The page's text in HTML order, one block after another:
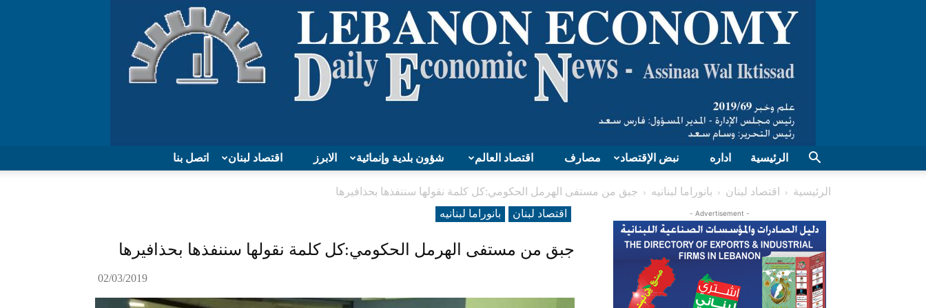
Lebanon
اتصل بنا اقتصاد لبنان الابرز شؤون بلدية وإنمائية اقتصاد العالم مصارف نبض الإقتصاد اداره الرئيسية
الرئيسية اقتصاد لبنان بانوراما لبنانیه
جبق من مستفى الهرمل الحكومي:كل كلمة نقولها سننفذها بحذافيرها
اقتصاد لبنان
بانوراما لبنانیه
جبق من مستفى الهرمل الحكومي:كل كلمة نقولها سننفذها بحذافيرها
02/03/2019
- Advertisement -